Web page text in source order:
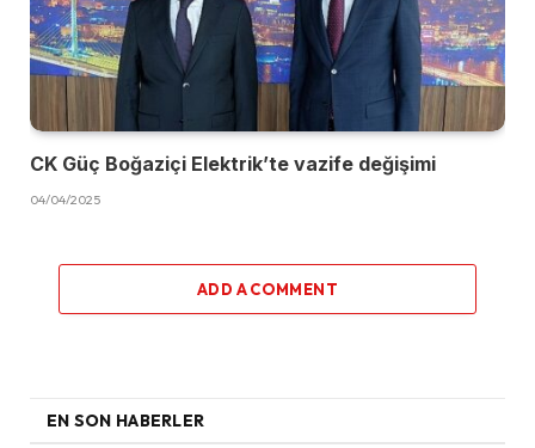
CK Güç Boğaziçi Elektrik’te vazife değişimi
04/04/2025
ADD A COMMENT
EN SON HABERLER